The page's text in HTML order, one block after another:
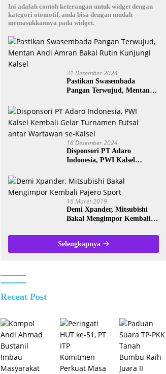
Ini adalah contoh keterangan untuk widget dengan
kategori otomotif, anda bisa dengan mudah
memasukkannya pada widget.
31 Desember 2024
Pastikan Swasembada
Pangan Terwujud, Mentan
Kunjungi Kalsel
18 Desember 2024
Disponsori PT Adaro
Indonesia, PWI Kalsel
Futsal antar Wartawan se-
Kalsel
16 Maret 2019
Demi Xpander, Mitsubishi
Bakal Mengimpor Kembali
Selengkapnya
Recent Post